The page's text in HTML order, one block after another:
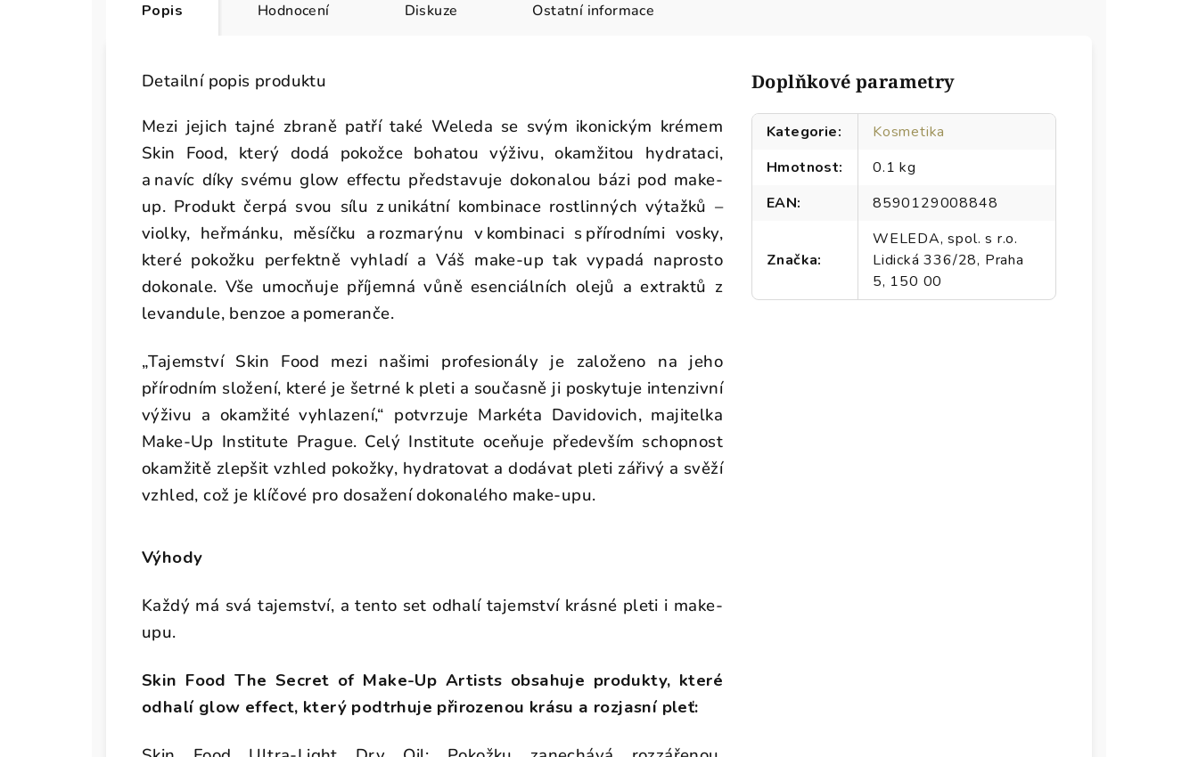
Popis Hodnocení Diskuze Ostatní informace
Detailní popis produktu
Mezi jejich tajné zbraně patří také Weleda se svým ikonickým krémem
Skin Food, který dodá pokožce bohatou výživu, okamžitou hydrataci,
a navíc díky svému glow effectu představuje dokonalou bázi pod make-
up. Produkt čerpá svou sílu z unikátní kombinace rostlinných výtažků –
violky, heřmánku, měsíčku a rozmarýnu v kombinaci s přírodními vosky,
které pokožku perfektně vyhladí a Váš make-up tak vypadá naprosto
dokonale. Vše umocňuje příjemná vůně esenciálních olejů a extraktů z
levandule, benzoe a pomeranče.
„Tajemství Skin Food mezi našimi profesionály je založeno na jeho
přírodním složení, které je šetrné k pleti a současně ji poskytuje intenzivní
výživu a okamžité vyhlazení,“ potvrzuje Markéta Davidovich, majitelka
Make-Up Institute Prague. Celý Institute oceňuje především schopnost
okamžitě zlepšit vzhled pokožky, hydratovat a dodávat pleti zářivý a svěží
vzhled, což je klíčové pro dosažení dokonalého make-upu.
Výhody
Každý má svá tajemství, a tento set odhalí tajemství krásné pleti i make-
upu.
Skin Food The Secret of Make-Up Artists obsahuje produkty, které
odhalí glow effect, který podtrhuje přirozenou krásu a rozjasní pleť:
Doplňkové parametry
Kategorie:
Kosmetika
Hmotnost:
0.1 kg
EAN: 8590129008848
Značka:
WELEDA, spol. s r.o.
Lidická 336/28, Praha
5, 150 00